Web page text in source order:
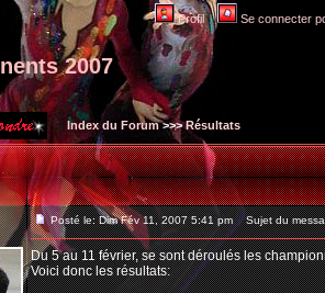
Profil Se connecter
2007
Index du Forum>>>Résultats
Posté le: Dim Fév 11, 2007 5:41 pm Sujet du
Du 5 au 11 février, se sont déroulés les
Voici donc les résultats: